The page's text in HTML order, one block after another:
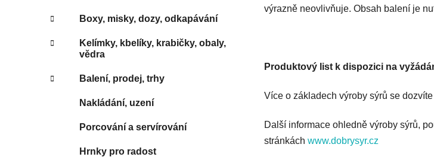
Boxy, misky, dozy, odkapávání
Kelímky, kbelíky, krabičky, obaly,
vědra
Balení, prodej, trhy
Nakládání, uzení
Porcování a servírování
Hrnky pro radost
výrazně neovlivňuje. Obsah balení je
Produktový list k dispozici na
Více o základech výroby sýrů se
Další informace ohledně výroby sýrů,
stránkách www.dobrysyr.cz